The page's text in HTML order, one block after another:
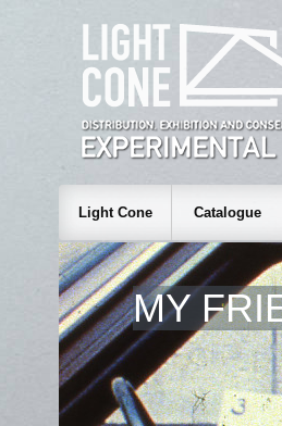
Light Cone Catalogue
MY